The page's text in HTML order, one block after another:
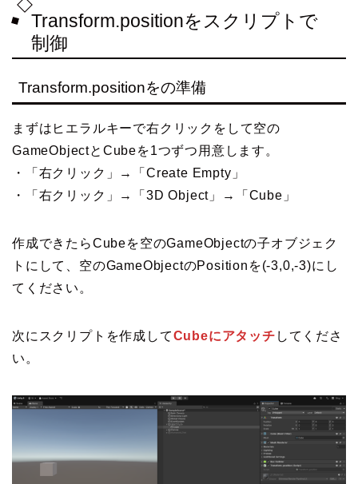
Transform.positionをスクリプトで
制御
Transform.positionをの準備
まずはヒエラルキーで右クリックをして空の
GameObjectとCubeを1つずつ用意します。
・「右クリック」→「Create Empty」
・「右クリック」→「3D Object」→「Cube」
作成できたらCubeを空のGameObjectの子オブジェク
トにして、空のGameObjectのPositionを(-3,0,-3)にし
てください。
次にスクリプトを作成してCubeにアタッチ してくださ
い。